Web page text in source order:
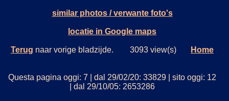
similar photos / verwante foto's
locatie in Google maps
Terug naar vorige bladzijde. 3093 view(s) Home
Questa pagina oggi: 7 | dal 29/02/20: 33829 | sito oggi: 12
| dal 29/10/05: 2653286